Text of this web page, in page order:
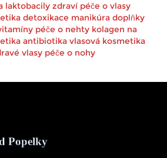
laktobacily zdraví péče o vlasy
detoxikace manikúra doplňky
péče o nehty kolagen na
antibiotika vlasová kosmetika
vlasy péče o nohy